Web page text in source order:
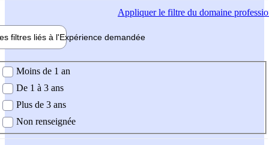
Appliquerle filtre du domaine
filtres liés à l'Expérience demandée
demandée
Moins de 1 an
De 1 à 3 ans
Plus de 3 ans
Non renseignée